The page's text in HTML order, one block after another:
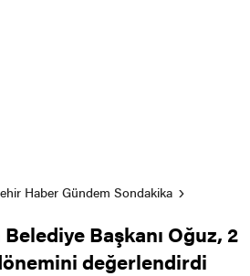
Haber Gündem Sondakika
Başkanı Oğuz, 2
değerlendirdi